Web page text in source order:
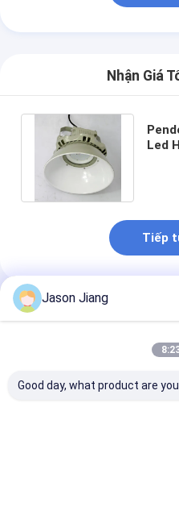
Nhận Giá
Led
Tiếp
Sản Phẩm Khuyến Cáo
Jason Jiang
Good day, what product are